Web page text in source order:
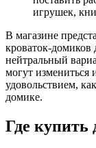
игрушек,
В магазине
кроваток-домиков
нейтральный
могут измениться
удовольствием,
домике.
Где купить